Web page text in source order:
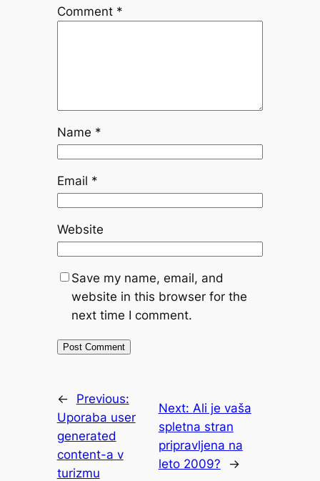
Comment *
Name *
Email *
Website
Save my name, email, and
website in this browser for the
next time I comment.
←
Previous:
Uporaba user
generated
content-a v
turizmu
Next: Ali je vaša
spletna stran
pripravljena na
leto 2009?
→